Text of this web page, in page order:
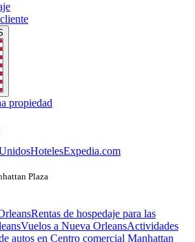
propiedad
HotelesExpedia.com
Plaza
Rentas de hospedaje para las
Vuelos a Nueva OrleansActividades
autos en Centro comercial Manhattan